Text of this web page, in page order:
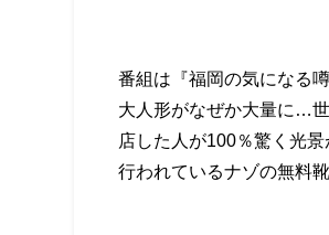
番組は『福岡の気になる
大人形がなぜか大量に…
店した人が100％驚く光
行われているナゾの無料